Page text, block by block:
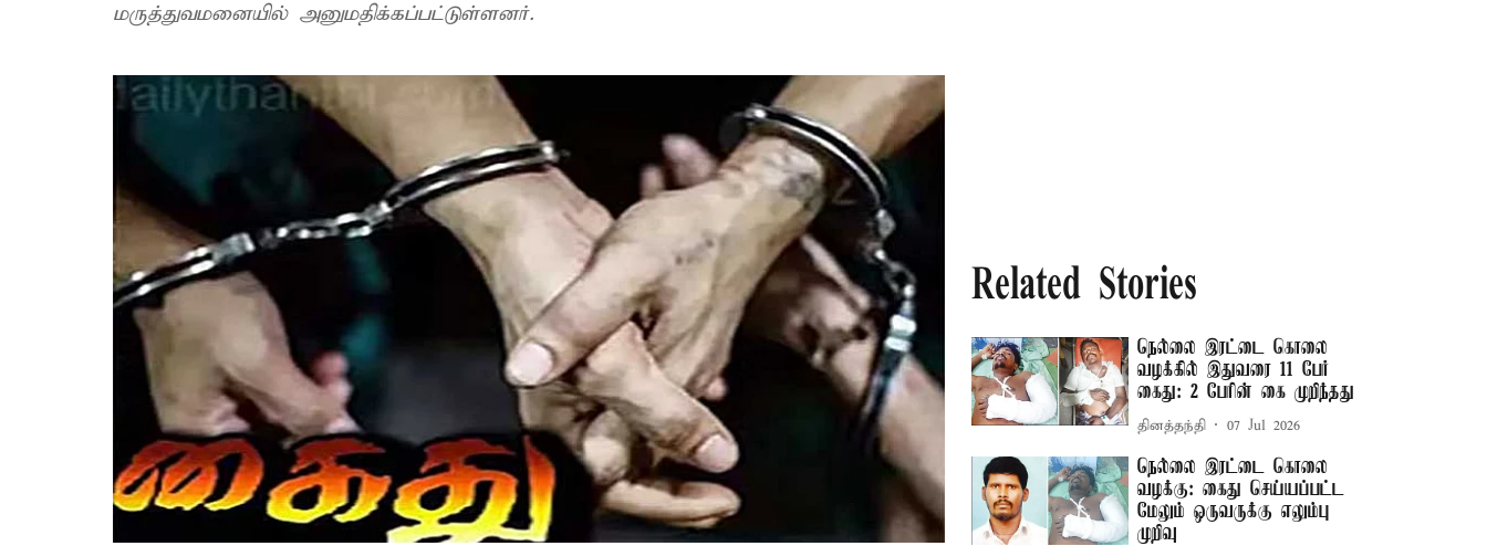
மருத்துவமனையில் அனுமதிக்கப்பட்டுள்ளனர்.
Related Stories
நெல்லை இரட்டை கொலை
வழக்கில் இதுவரை 11 பேர்
கைது: 2 பேரின் கை முறிந்தது
தினத்தந்தி 07 Jul 2026
நெல்லை இரட்டை கொலை
வழக்கு: கைது செய்யப்பட்ட
மேலும் ஒருவருக்கு எலும்பு
முறிவு